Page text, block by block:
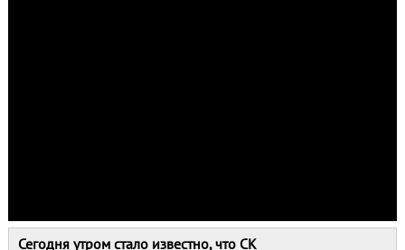
Сегодня утром стало известно, что СК